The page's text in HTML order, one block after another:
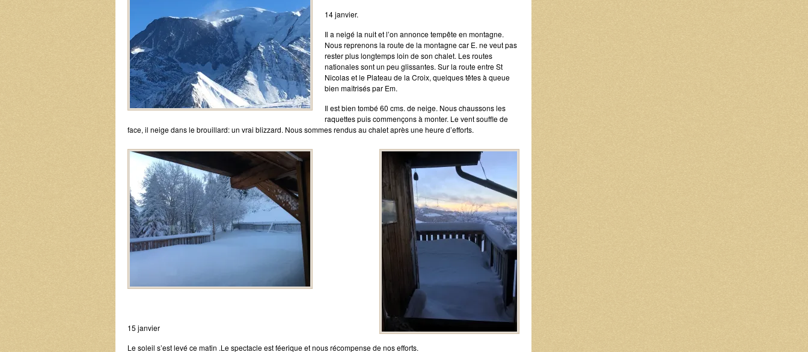
14 janvier.
Il a neigé la nuit et l’on annonce tempête en montagne.
Nous reprenons la route de la montagne car E. ne veut pas
rester plus longtemps loin de son chalet. Les routes
nationales sont un peu glissantes. Sur la route entre St
Nicolas et le Plateau de la Croix, quelques têtes à queue
bien maîtrisés par Em.
Il est bien tombé 60 cms. de neige. Nous chaussons les
raquettes puis commençons à monter. Le vent souffle de
face, il neige dans le brouillard: un vrai blizzard. Nous sommes rendus au chalet après une heure d’efforts.
15 janvier
Le soleil s’est levé ce matin .Le spectacle est féerique et nous récompense de nos efforts.